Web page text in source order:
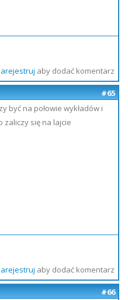
aby dodać komentarz
#65
być na połowie wykładów i
zaliczy się na lajcie
aby dodać komentarz
#66